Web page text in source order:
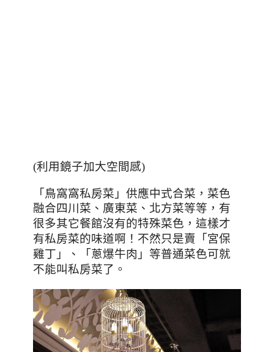
(利用鏡子加大空間感)
「鳥窩窩私房菜」供應中式合菜，菜色
融合四川菜、廣東菜、北方菜等等，有
很多其它餐館沒有的特殊菜色 ，這樣才
有私房菜的味道啊！不然只是賣「宮保
雞丁」、「蔥爆牛肉」等普通菜色可就
不能叫私房菜了。